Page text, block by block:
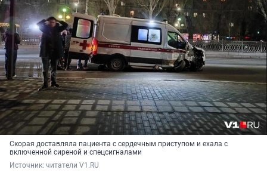
Скорая доставляла пациента с сердечным приступом и ехала с
включенной сиреной и спецсигналами
Источник: читатели V1.RU